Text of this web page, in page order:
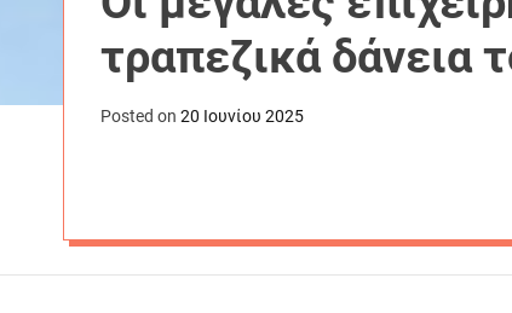
τραπεζικά δάνεια
Posted on 20 Ιουνίου 2025